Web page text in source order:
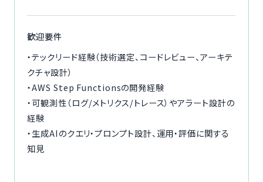
歓迎要件
・テックリード経験（技術選定、コードレビュー、アーキテ
クチャ設計）
・AWS Step Functionsの開発経験
・可観測性（ログ/メトリクス/トレース）やアラート設計の
経験
・生成AIのクエリ・プロンプト設計、運用・評価に関する
知見